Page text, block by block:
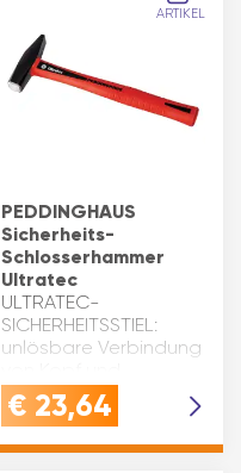
ARTIKEL
PEDDINGHAUS
Sicherheits-
Schlosserhammer
Ultratec
ULTRATEC-
SICHERHEITSSTIEL:
unlösbare Verbindung
Glasfaserstiel sorgt für
höchste Sicherheit bei
Schlagarbeiten -
€ 23,64